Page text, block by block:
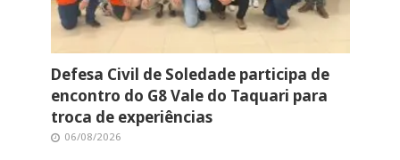
Defesa Civil de Soledade participa de
encontro do G8 Vale do Taquari para
troca de experiências
06/08/2026